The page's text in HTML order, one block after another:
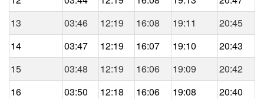
13
03:46 12:19 16:08 19:11
20:45
14
03:47 12:19 16:07 19:10
20:43
15
03:48 12:19 16:06 19:09
20:42
16
03:50 12:18 16:06 19:08
20:40